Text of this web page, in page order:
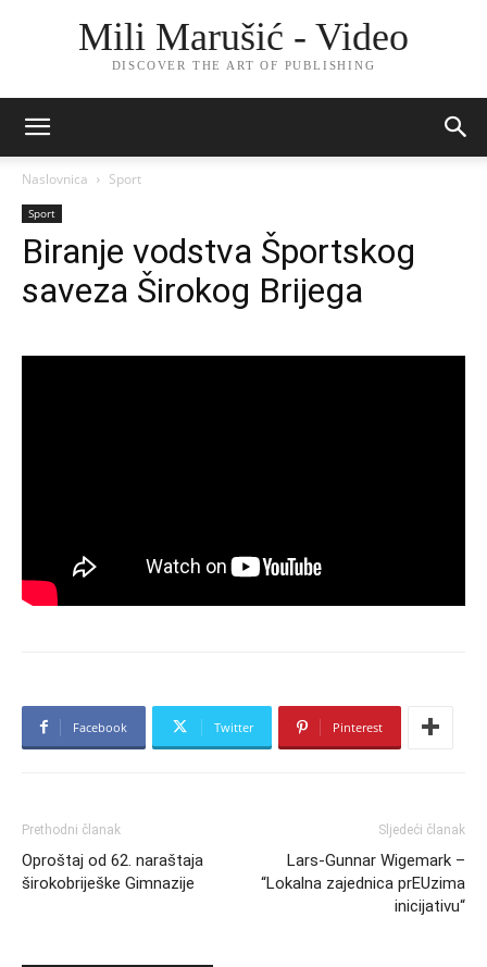
Mili Marušić - Video
DISCOVER THE ART OF PUBLISHING
Naslovnica Sport
Sport
Biranje vodstva Športskog
saveza Širokog Brijega
Facebook Twitter Pinterest
Prethodni članak
Oproštaj od 62. naraštaja
širokobriješke Gimnazije
Sljedeći članak
Lars-Gunnar Wigemark –
“Lokalna zajednica prEUzima
inicijativu“